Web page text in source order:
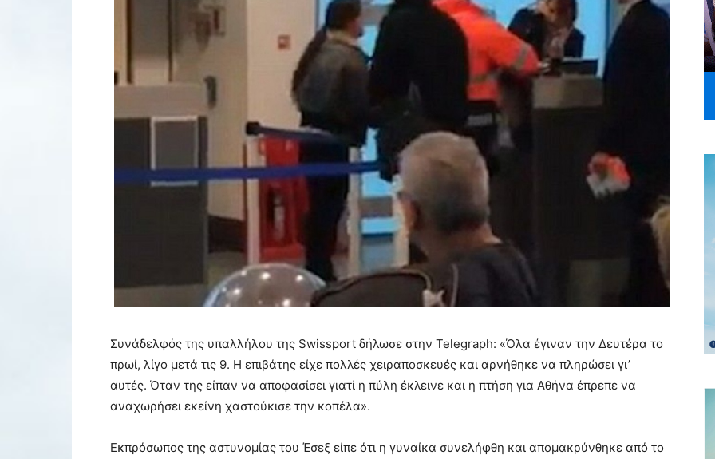
Συνάδελφός της υπαλλήλου της Swissport δήλωσε στην Telegraph: «Όλα έγιναν την Δευτέρα το
πρωί, λίγο μετά τις 9. Η επιβάτης είχε πολλές χειραποσκευές και αρνήθηκε να πληρώσει γι’
αυτές. Όταν της είπαν να αποφασίσει γιατί η πύλη έκλεινε και η πτήση για Αθήνα έπρεπε να
αναχωρήσει εκείνη χαστούκισε την κοπέλα».
Εκπρόσωπος της αστυνομίας του Έσεξ είπε ότι η γυναίκα συνελήφθη και απομακρύνθηκε από το